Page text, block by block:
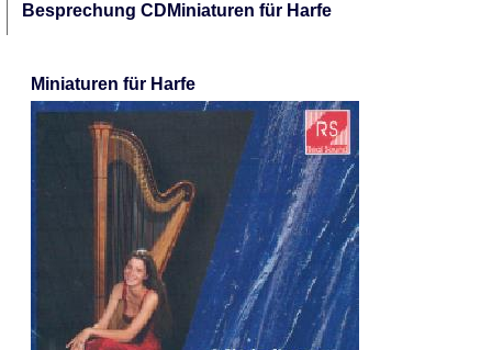
Besprechung CDMiniaturen für Harfe
Miniaturen für Harfe